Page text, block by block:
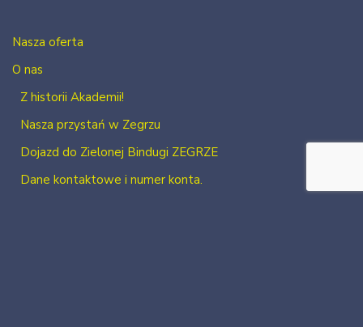
Nasza oferta
O nas
Z historii Akademii!
Nasza przystań w Zegrzu
Dojazd do Zielonej Bindugi ZEGRZE
Dane kontaktowe i numer konta.